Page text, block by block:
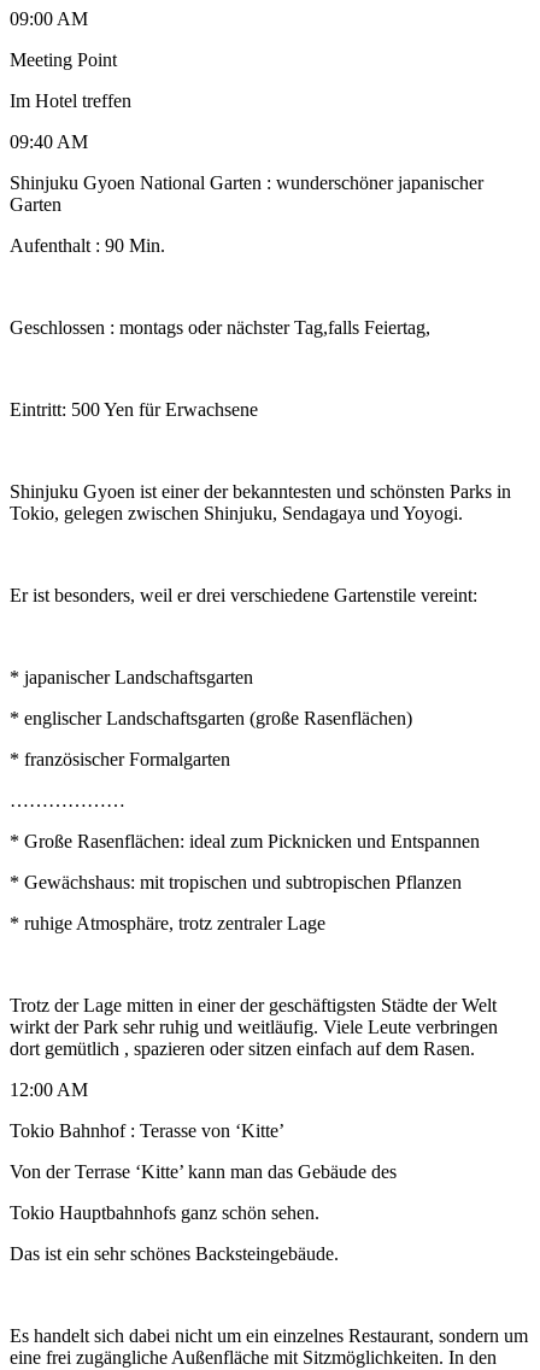
09:00 AM
Meeting Point
Im Hotel treffen
09:40 AM
Shinjuku Gyoen National Garten : wunderschöner japanischer
Garten
Aufenthalt : 90 Min.
Geschlossen : montags oder nächster Tag,falls Feiertag,
Eintritt: 500 Yen für Erwachsene
Shinjuku Gyoen ist einer der bekanntesten und schönsten Parks in
Tokio, gelegen zwischen Shinjuku, Sendagaya und Yoyogi.
Er ist besonders, weil er drei verschiedene Gartenstile vereint:
* japanischer Landschaftsgarten
* englischer Landschaftsgarten (große Rasenflächen)
* französischer Formalgarten
………………
* Große Rasenflächen: ideal zum Picknicken und Entspannen
* Gewächshaus: mit tropischen und subtropischen Pflanzen
* ruhige Atmosphäre, trotz zentraler Lage
Trotz der Lage mitten in einer der geschäftigsten Städte der Welt
wirkt der Park sehr ruhig und weitläufig. Viele Leute verbringen
dort gemütlich , spazieren oder sitzen einfach auf dem Rasen.
12:00 AM
Tokio Bahnhof : Terasse von ‘Kitte’
Von der Terrase ‘Kitte’ kann man das Gebäude des
Tokio Hauptbahnhofs ganz schön sehen.
Das ist ein sehr schönes Backsteingebäude.
Es handelt sich dabei nicht um ein einzelnes Restaurant, sondern um
eine frei zugängliche Außenfläche mit Sitzmöglichkeiten. In den